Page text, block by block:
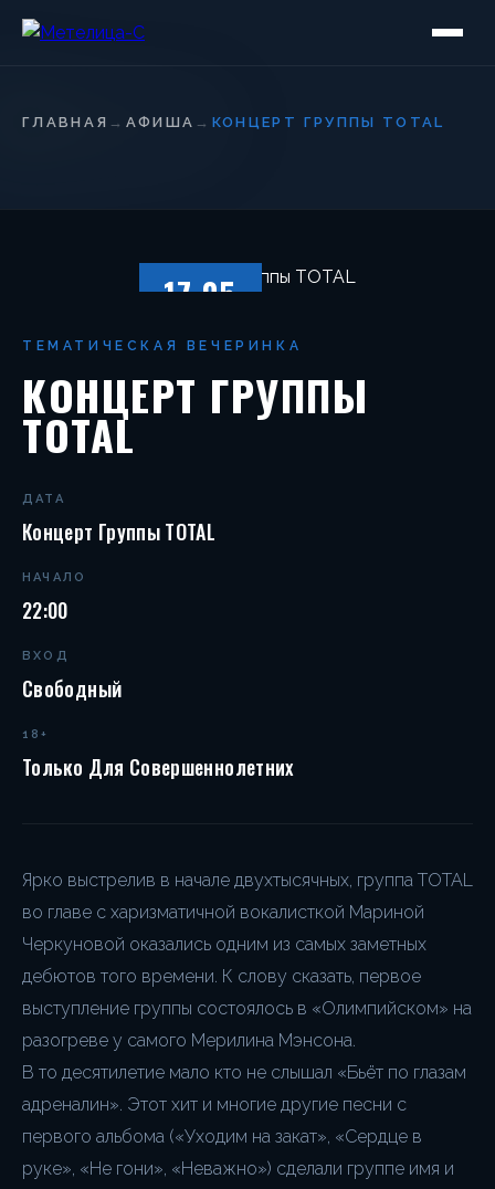
ГЛАВНАЯ → АФИША → КОНЦЕРТ ГРУППЫ TOTAL
17.05
ТЕМАТИЧЕСКАЯ ВЕЧЕРИНКА
КОНЦЕРТ ГРУППЫ
TOTAL
ДАТА
Концерт Группы TOTAL
НАЧАЛО
22:00
ВХОД
Свободный
18+
Только Для Совершеннолетних
Ярко выстрелив в начале двухтысячных, группа TOTAL
во главе с харизматичной вокалисткой Мариной
Черкуновой оказались одним из самых заметных
дебютов того времени. К слову сказать, первое
выступление группы состоялось в «Олимпийском» на
разогреве у самого Мерилина Мэнсона.
В то десятилетие мало кто не слышал «Бьёт по глазам
адреналин». Этот хит и многие другие песни с
первого альбома («Уходим на закат», «Сердце в
руке», «Не гони», «Неважно») сделали группе имя и